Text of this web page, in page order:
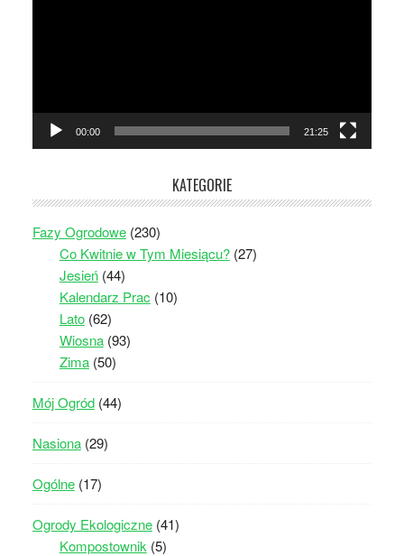
00:00 21:25
KATEGORIE
Fazy Ogrodowe(230)
Co Kwitnie w Tym Miesiącu?(27)
Jesień(44)
Kalendarz Prac (10)
Lato(62)
Wiosna(93)
Zima(50)
Mój Ogród(44)
Nasiona(29)
Ogólne(17)
Ogrody Ekologiczne(41)
Kompostownik (5)